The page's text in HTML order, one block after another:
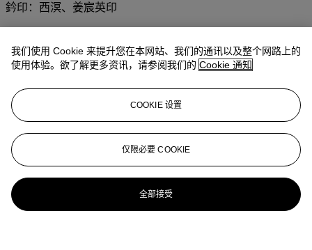
鈐印：西溟、姜宸英印
登入
更多来自 中国古代书画
查看全部
查看全部
我们使用 Cookie 来提升您在本网站、我们的通讯以及整个网路上的
使用体验。欲了解更多资讯，请参阅我们的 Cookie 通知
COOKIE 设置
仅限必要 COOKIE
全部接受